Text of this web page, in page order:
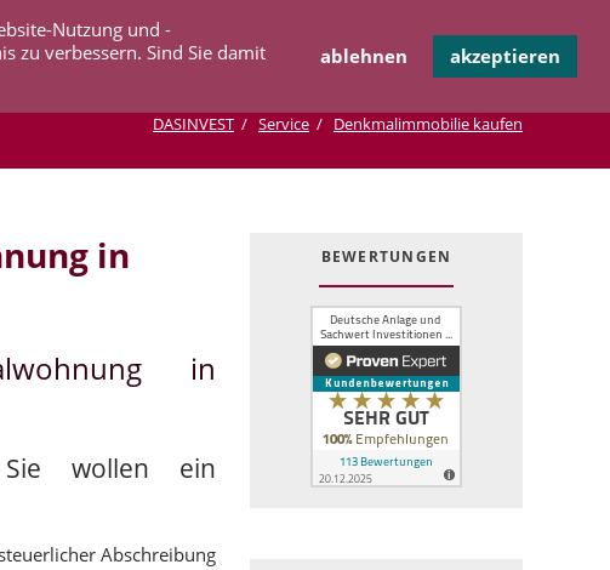
Nutzung und -
zu verbessern. Sind Sie damit
ablehnen akzeptieren
überspringen
KOOPERATION KONTAKT
DASINVEST Service Denkmalimmobilie kaufen
in
in
Sie wollen ein
Abschreibung
BEWERTUNGEN